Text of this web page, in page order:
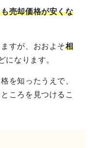
売却価格が安くな
すが、おおよそ相
になります。
を知ったうえで、
ころを見つけるこ